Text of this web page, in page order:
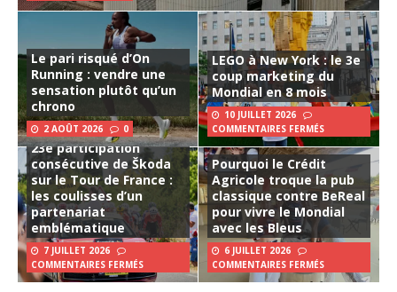
Le pari risqué d’On
Running : vendre une
sensation plutôt qu’un
chrono
2 AOÛT 2026 0
LEGO à New York : le 3e
coup marketing du
Mondial en 8 mois
10 JUILLET 2026
COMMENTAIRES FERMÉS
23e participation
consécutive de Škoda
sur le Tour de France :
les coulisses d’un
partenariat
emblématique
7 JUILLET 2026
COMMENTAIRES FERMÉS
Pourquoi le Crédit
Agricole troque la pub
classique contre BeReal
pour vivre le Mondial
avec les Bleus
6 JUILLET 2026
COMMENTAIRES FERMÉS